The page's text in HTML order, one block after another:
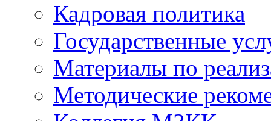
Кадровая политика
Государственные
Материалы по
Методические